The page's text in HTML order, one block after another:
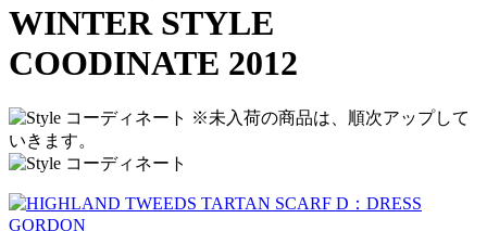
WINTER STYLE
COODINATE 2012
※未入荷の商品は、順次アップして
いきます。